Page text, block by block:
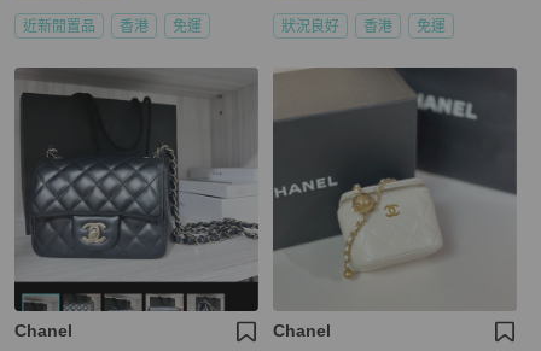
近新閒置品 香港 免運 狀況良好 香港 免運
Chanel Chanel